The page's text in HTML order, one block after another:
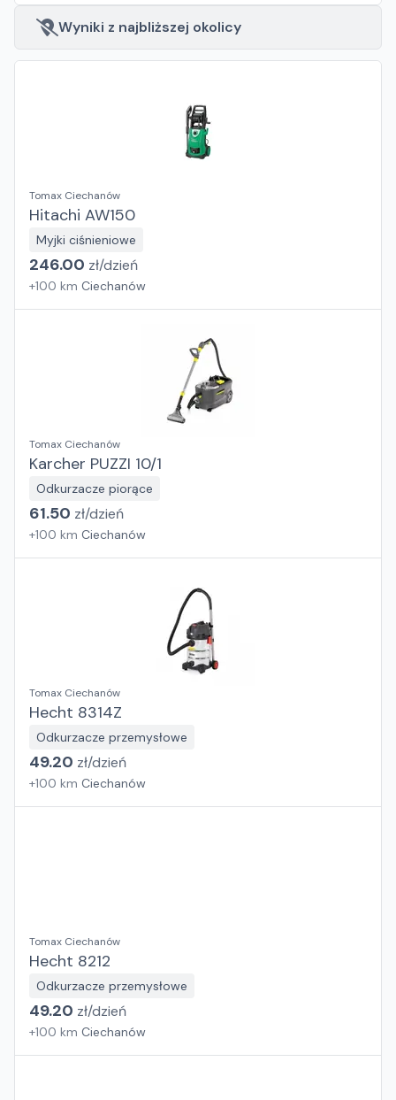
Wyniki z najbliższej okolicy
Tomax Ciechanów
Hitachi AW150
Myjki ciśnieniowe
246.00 zł/dzień
+100 km Ciechanów
Tomax Ciechanów
Karcher PUZZI 10/1
Odkurzacze piorące
61.50 zł/dzień
+100 km Ciechanów
Tomax Ciechanów
Hecht 8314Z
Odkurzacze przemysłowe
49.20 zł/dzień
+100 km Ciechanów
Tomax Ciechanów
Hecht 8212
Odkurzacze przemysłowe
49.20 zł/dzień
+100 km Ciechanów